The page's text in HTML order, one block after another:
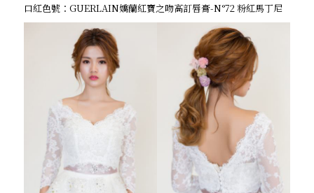
口紅色號：GUERLAIN嬌蘭紅寶之吻高訂唇膏-N°72 粉紅馬丁尼